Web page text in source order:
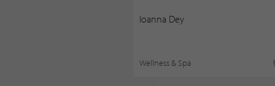
Ioanna Dey
Wellness & Spa